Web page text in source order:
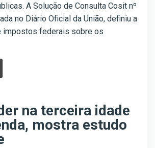
A Solução de Consulta Cosit nº
no Diário Oficial da União, definiu a
impostos federais sobre os
na terceira idade
mostra estudo